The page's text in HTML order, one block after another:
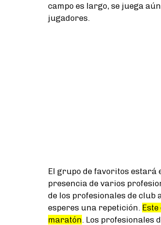
campo es largo, se juega
jugadores.
El grupo de favoritos estará
presencia de varios
de los profesionales de club
esperes una repetición.
maratón . Los profesionales